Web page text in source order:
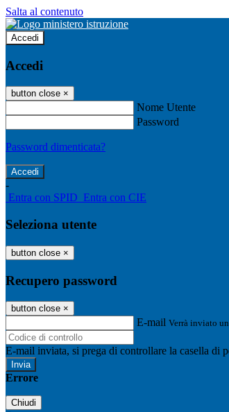
Salta al contenuto
Accedi
Accedi
button close ×
Nome Utente
Password
Password dimenticata?
-
Entra con SPID Entra con CIE
Seleziona utente
button close ×
Recupero password
button close ×
E-mail Verrà inviato
E-mail inviata, si prega di controllare la casella di
Errore
Chiudi